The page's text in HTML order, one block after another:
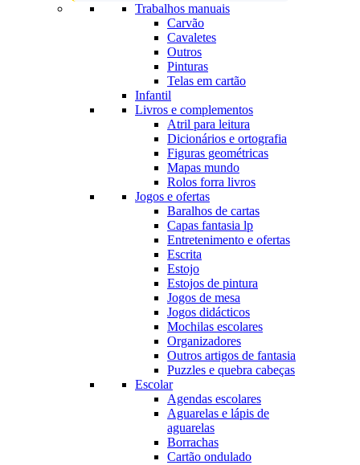
Trabalhos manuais
Carvão
Cavaletes
Outros
Pinturas
Telas em cartão
Infantil
Livros e complementos
Atril para leitura
Dicionários e ortografia
Figuras geométricas
Mapas mundo
Rolos forra livros
Jogos e ofertas
Baralhos de cartas
Capas fantasia lp
Entretenimento e ofertas
Escrita
Estojo
Estojos de pintura
Jogos de mesa
Jogos didácticos
Mochilas escolares
Organizadores
Outros artigos de fantasia
Puzzles e quebra cabeças
Escolar
Agendas escolares
Aguarelas e lápis de
aguarelas
Borrachas
Cartão ondulado